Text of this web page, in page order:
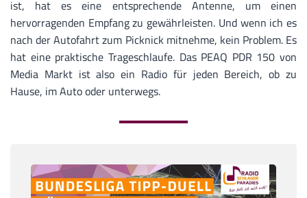
ist, hat es eine entsprechende Antenne, um einen
hervorragenden Empfang zu gewährleisten. Und wenn ich es
nach der Autofahrt zum Picknick mitnehme, kein Problem. Es
hat eine praktische Trageschlaufe. Das PEAQ PDR 150 von
Media Markt ist also ein Radio für jeden Bereich, ob zu
Hause, im Auto oder unterwegs.